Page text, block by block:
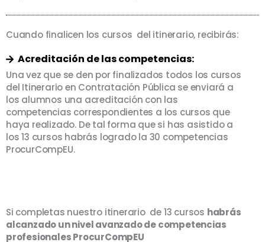
Cuando finalicen los cursos del itinerario, recibirás:
Acreditación de las competencias:
Una vez que se den por finalizados todos los cursos
del Itinerario en Contratación Pública se enviará a
los alumnos una acreditación con las
competencias correspondientes a los cursos que
haya realizado. De tal forma que si has asistido a
los 13 cursos habrás logrado la 30 competencias
ProcurCompEU.
Si completas nuestro itinerario de 13 cursos habrás
alcanzado un nivel avanzado de competencias
profesionales ProcurCompEU